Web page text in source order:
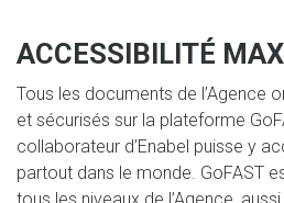
ACCESSIBILITÉ
Tous les documents de l’Agence
et sécurisés sur la plateforme
collaborateur d’Enabel puisse y
partout dans le monde. GoFAST